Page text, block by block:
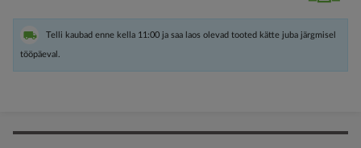
Telli kaubad enne kella 11:00 ja saa laos olevad tooted kätte juba järgmisel
tööpäeval.